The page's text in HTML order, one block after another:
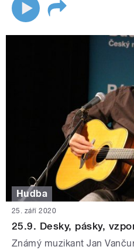
Hudba
25. září 2020
25.9. Desky, pásky,
Známý muzikant Jan